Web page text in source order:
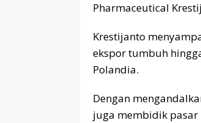
Pharmaceutical
Krestijanto
ekspor tumbuh
Polandia.
Dengan
juga membidik pasar